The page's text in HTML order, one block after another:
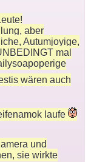
aber
Autumjoyige,
mal
wären auch
laufe
und
sie wirkte